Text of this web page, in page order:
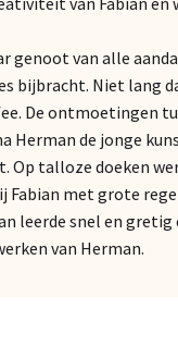
genoot van alle
bijbracht. Niet lang
De ontmoetingen
Herman de jonge
Op talloze doeken
Fabian met grote
leerde snel en
van Herman.